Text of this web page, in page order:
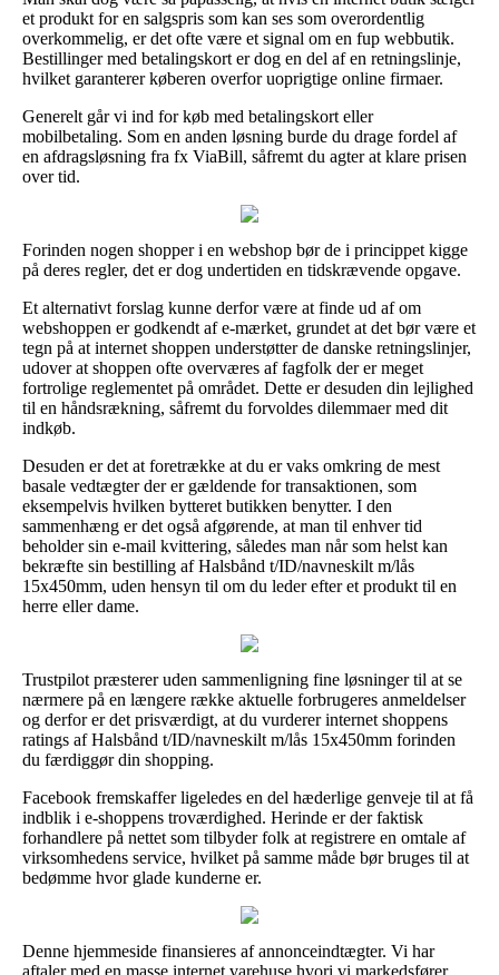
et produkt for en salgspris som kan ses som overordentlig
overkommelig, er det ofte være et signal om en fup webbutik.
Bestillinger med betalingskort er dog en del af en retningslinje,
hvilket garanterer køberen overfor uoprigtige online firmaer.
Generelt går vi ind for køb med betalingskort eller
mobilbetaling. Som en anden løsning burde du drage fordel af
en afdragsløsning fra fx ViaBill, såfremt du agter at klare prisen
over tid.
Forinden nogen shopper i en webshop bør de i princippet kigge
på deres regler, det er dog undertiden en tidskrævende opgave.
Et alternativt forslag kunne derfor være at finde ud af om
webshoppen er godkendt af e-mærket, grundet at det bør være et
tegn på at internet shoppen understøtter de danske retningslinjer,
udover at shoppen ofte overværes af fagfolk der er meget
fortrolige reglementet på området. Dette er desuden din lejlighed
til en håndsrækning, såfremt du forvoldes dilemmaer med dit
indkøb.
Desuden er det at foretrække at du er vaks omkring de mest
basale vedtægter der er gældende for transaktionen, som
eksempelvis hvilken bytteret butikken benytter. I den
sammenhæng er det også afgørende, at man til enhver tid
beholder sin e-mail kvittering, således man når som helst kan
bekræfte sin bestilling af Halsbånd t/ID/navneskilt m/lås
15x450mm, uden hensyn til om du leder efter et produkt til en
herre eller dame.
Trustpilot præsterer uden sammenligning fine løsninger til at se
nærmere på en længere række aktuelle forbrugeres anmeldelser
og derfor er det prisværdigt, at du vurderer internet shoppens
ratings af Halsbånd t/ID/navneskilt m/lås 15x450mm forinden
du færdiggør din shopping.
Facebook fremskaffer ligeledes en del hæderlige genveje til at få
indblik i e-shoppens troværdighed. Herinde er der faktisk
forhandlere på nettet som tilbyder folk at registrere en omtale af
virksomhedens service, hvilket på samme måde bør bruges til at
bedømme hvor glade kunderne er.
Denne hjemmeside finansieres af annonceindtægter. Vi har
aftaler med en masse internet varehuse hvori vi markedsfører